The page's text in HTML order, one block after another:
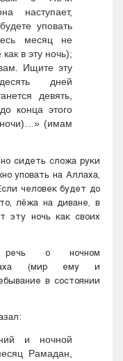
наступает,
уповать
месяц не
в эту ночь);
Ищите эту
дней
девять,
конца этого
ночи)…» (имам
сидеть сложа руки
уповать на Аллаха,
человек будет до
лёжа на диване, в
эту ночь как своих
о ночном
(мир ему и
в состоянии
и ночной
Рамадан,